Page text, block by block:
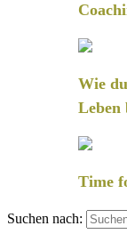
Wie
Leben
Time
Suchen nach: